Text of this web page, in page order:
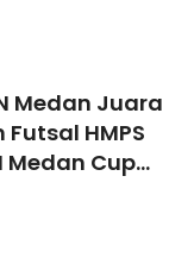
HMPS
Medan Cup